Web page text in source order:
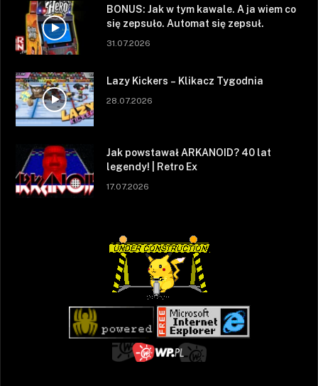
BONUS: Jak w tym kawale. A ja wiem co
się zepsuło. Automat się zepsuł.
31.07.2026
Lazy Kickers – Klikacz Tygodnia
28.07.2026
Jak powstawał ARKANOID? 40 lat
legendy! | Retro Ex
17.07.2026